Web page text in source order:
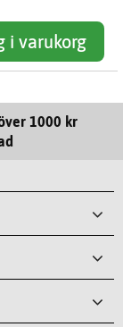
i varukorg
1000 kr